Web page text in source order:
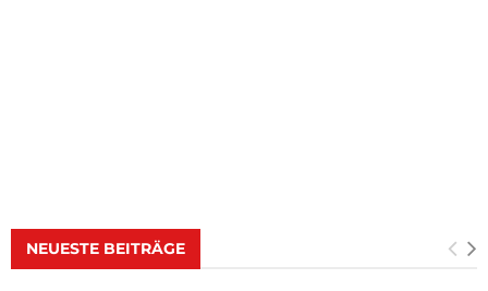
NEUESTE BEITRÄGE